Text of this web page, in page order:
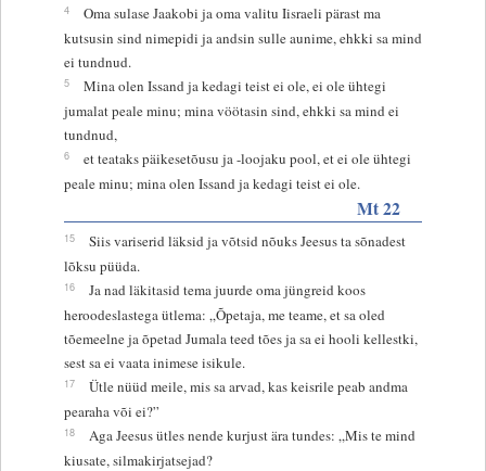
4
Oma sulase Jaakobi ja oma valitu Iisraeli pärast ma
kutsusin sind nimepidi ja andsin sulle aunime, ehkki sa mind
ei tundnud.
5
Mina olen Issand ja kedagi teist ei ole, ei ole ühtegi
jumalat peale minu; mina vöötasin sind, ehkki sa mind ei
tundnud,
6
et teataks päikesetõusu ja -loojaku pool, et ei ole ühtegi
peale minu; mina olen Issand ja kedagi teist ei ole.
Mt 22
15
Siis variserid läksid ja võtsid nõuks Jeesus ta sõnadest
lõksu püüda.
16
Ja nad läkitasid tema juurde oma jüngreid koos
heroodeslastega ütlema: „Õpetaja, me teame, et sa oled
tõemeelne ja õpetad Jumala teed tões ja sa ei hooli kellestki,
sest sa ei vaata inimese isikule.
17
Ütle nüüd meile, mis sa arvad, kas keisrile peab andma
pearaha või ei?”
18
Aga Jeesus ütles nende kurjust ära tundes: „Mis te mind
kiusate, silmakirjatsejad?